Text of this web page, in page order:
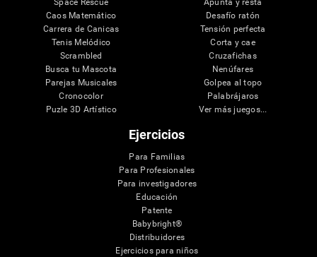
Space Rescue
Caos Matemático
Carrera de Canicas
Tenis Melódico
Scrambled
Busca tu Mascota
Parejas Musicales
Cronocolor
Puzle 3D Artístico
Apunta y resta
Desafío ratón
Tensión perfecta
Corta y cae
Cruzafichas
Nenúfares
Golpea al topo
Palabrájaros
Ver más juegos...
Ejercicios
Para Familias
Para Profesionales
Para investigadores
Educación
Patente
Babybright®
Distribuidores
Ejercicios para niños